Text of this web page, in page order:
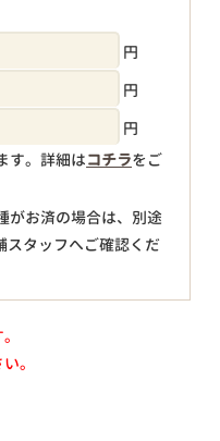
円
円
円
す。詳細はコチラをご
がお済の場合は、別途
スタッフへご確認くだ
。